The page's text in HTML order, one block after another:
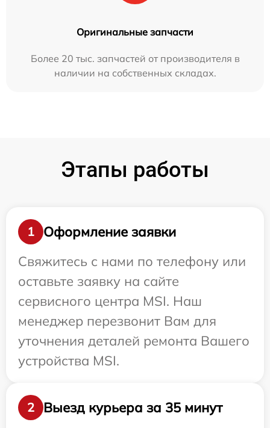
Оригинальные запчасти
Более 20 тыс. запчастей от производителя в
наличии на собственных складах.
Этапы работы
1
Оформление заявки
Свяжитесь с нами по телефону или
оставьте заявку на сайте
сервисного центра MSI. Наш
менеджер перезвонит Вам для
уточнения деталей ремонта Вашего
устройства MSI.
2
Выезд курьера за 35 минут